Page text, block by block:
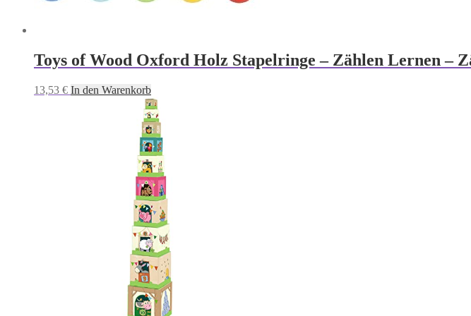
Toys of Wood Oxford Holz Stapelringe – Zählen Lernen –
13,53 € In den Warenkorb